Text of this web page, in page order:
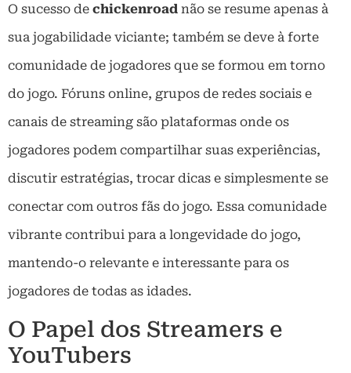
O sucesso de chickenroad não se resume apenas à
sua jogabilidade viciante; também se deve à forte
comunidade de jogadores que se formou em torno
do jogo. Fóruns online, grupos de redes sociais e
canais de streaming são plataformas onde os
jogadores podem compartilhar suas experiências,
discutir estratégias, trocar dicas e simplesmente se
conectar com outros fãs do jogo. Essa comunidade
vibrante contribui para a longevidade do jogo,
mantendo-o relevante e interessante para os
jogadores de todas as idades.
O Papel dos Streamers e
YouTubers